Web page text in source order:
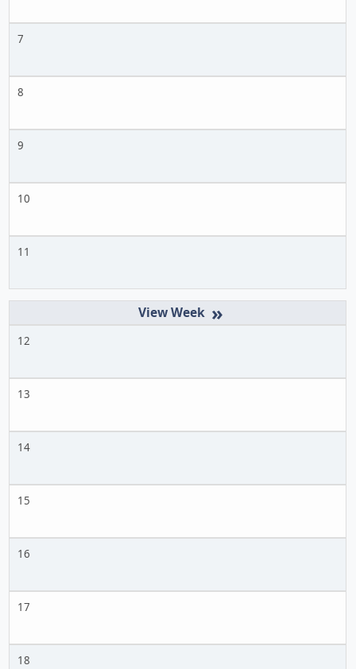
7
8
9
10
11
»
12
13
14
15
16
17
18